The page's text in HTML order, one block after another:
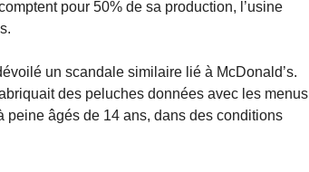
pour 50% de sa production, l’usine
un scandale similaire lié à McDonald’s.
des peluches données avec les menus
âgés de 14 ans, dans des conditions